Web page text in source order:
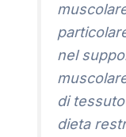
nel
di
dieta